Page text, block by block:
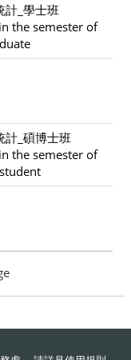
計_學士班
the semester of
計_碩博士班
the semester of